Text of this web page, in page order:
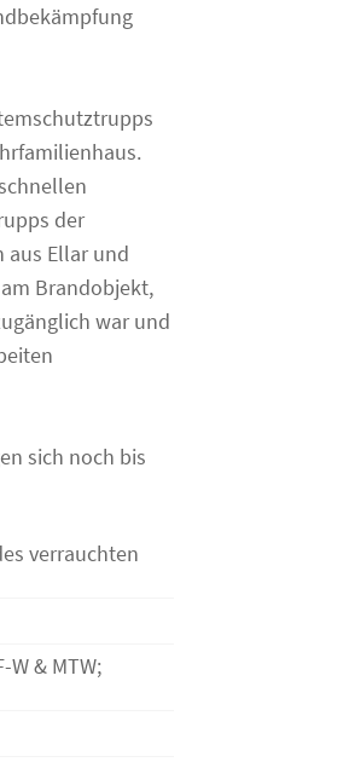
der
aus Ellar und
Brandobjekt,
war und
sich noch bis
verrauchten
W & MTW;